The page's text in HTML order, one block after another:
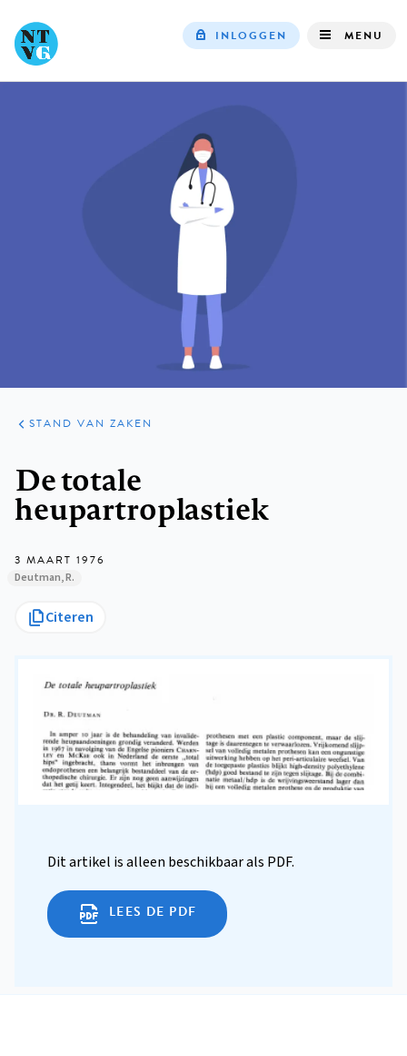
INLOGGEN MENU
ARTIKELEN
PRAKTIJK
STAND VAN ZAKEN
De totale
heupartroplastiek
3 MAART 1976
Deutman, R.
Citeren
Dit artikel is alleen beschikbaar als PDF.
LEES DE PDF